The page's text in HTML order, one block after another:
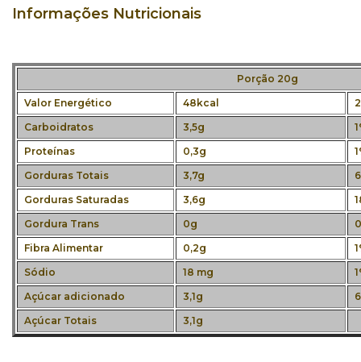
Informações Nutricionais
Porção 20g
Valor Energético
48kcal
Carboidratos
3,5g
Proteínas
0,3g
Gorduras Totais
3,7g
Gorduras Saturadas
3,6g
Gordura Trans
0g
Fibra Alimentar
0,2g
Sódio
18 mg
Açúcar adicionado
3,1g
Açúcar Totais
3,1g